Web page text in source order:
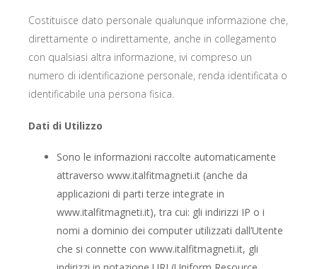
Costituisce dato personale qualunque informazione che,
direttamente o indirettamente, anche in collegamento
con qualsiasi altra informazione, ivi compreso un
numero di identificazione personale, renda identificata o
identificabile una persona fisica.
Dati di Utilizzo
Sono le informazioni raccolte automaticamente
attraverso www.italfitmagneti.it (anche da
applicazioni di parti terze integrate in
www.italfitmagneti.it), tra cui: gli indirizzi IP o i
nomi a dominio dei computer utilizzati dall’Utente
che si connette con www.italfitmagneti.it, gli